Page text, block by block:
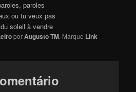
paroles
ou tu veux pas
du soleil à vendre
porAugusto TM. Marque Link